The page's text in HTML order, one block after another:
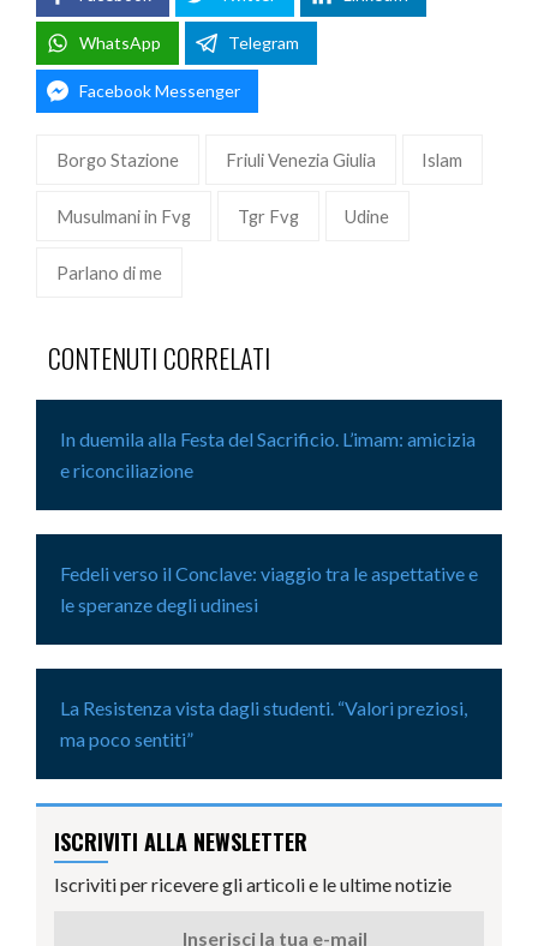
WhatsApp Telegram
Facebook Messenger
Borgo Stazione Friuli Venezia Giulia Islam
Musulmani in Fvg Tgr Fvg Udine
Parlano di me
CONTENUTI CORRELATI
In duemila alla Festa del Sacrificio. L’imam: amicizia
e riconciliazione
Fedeli verso il Conclave: viaggio tra le aspettative e
le speranze degli udinesi
La Resistenza vista dagli studenti. “Valori preziosi,
ma poco sentiti”
ISCRIVITI ALLA NEWSLETTER
Iscriviti per ricevere gli articoli e le ultime notizie